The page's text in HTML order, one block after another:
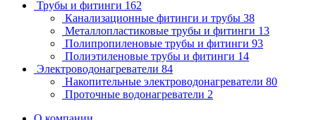
Трубы и фитинги 162
Канализационные фитинги и трубы 38
Металлопластиковые трубы и фитинги 13
Полипропиленовые трубы и фитинги 93
Полиэтиленовые трубы и фитинги 14
Электроводонагреватели 84
Накопительные электроводонагреватели 80
Проточные водонагреватели 2